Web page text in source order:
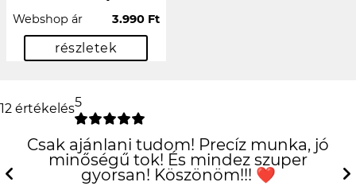
Webshop ár 3.990 Ft
részletek
12 értékelés5
Csak ajánlani tudom! Precíz munka, jó
minőségű tok! És mindez szuper
gyorsan! Köszönöm!!! ❤️